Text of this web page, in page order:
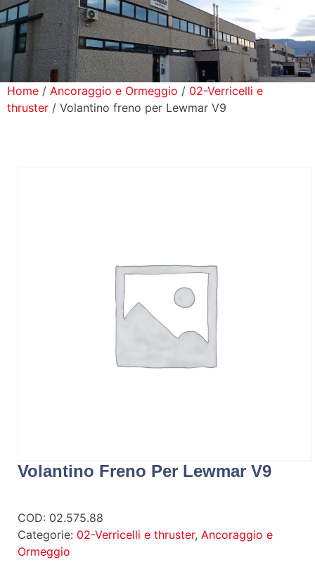
Prodotti
Home / Ancoraggio e Ormeggio / 02-Verricelli e
thruster / Volantino freno per Lewmar V9
Volantino Freno Per Lewmar V9
COD: 02.575.88
Categorie: 02-Verricelli e thruster, Ancoraggio e
Ormeggio